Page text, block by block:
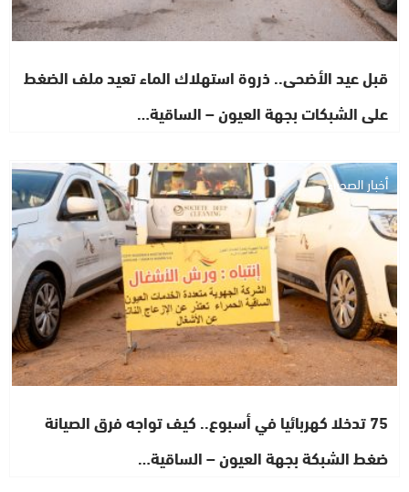
قبل عيد الأضحى.. ذروة استهلاك الماء تعيد ملف الضغط
على الشبكات بجهة العيون – الساقية…
أخبار الصحراء
75 تدخلا كهربائيا في أسبوع.. كيف تواجه فرق الصيانة
ضغط الشبكة بجهة العيون – الساقية…